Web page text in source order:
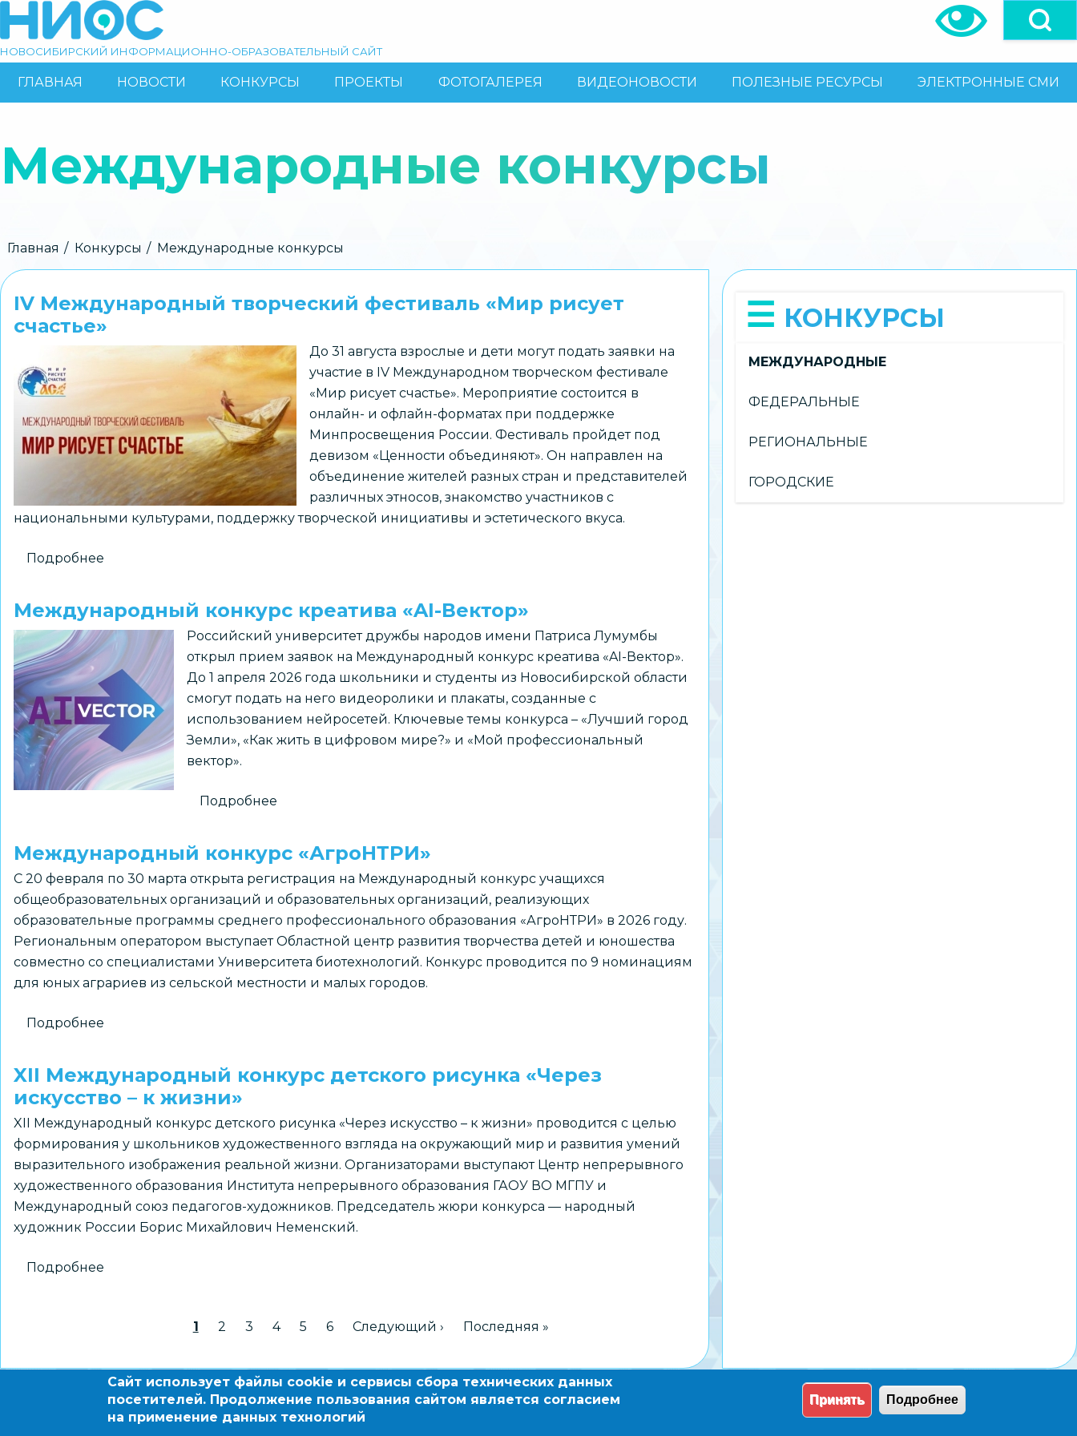
основному
Поиск
НОВОСИБИРСКИЙ ИНФОРМАЦИОННО-ОБРАЗОВАТЕЛЬНЫЙ САЙТ
ОСНОВНАЯ
ГЛАВНАЯ НОВОСТИ КОНКУРСЫ ПРОЕКТЫ ФОТОГАЛЕРЕЯ ВИДЕОНОВОСТИ ПОЛЕЗНЫЕ РЕСУРСЫ ЭЛЕКТРОННЫЕ СМИ
Международные конкурсы
Строка
навигации
Главная Конкурсы Международные конкурсы
IV Международный творческий фестиваль «Мир рисует
счастье»
До 31 августа взрослые и дети могут подать заявки на
участие в IV Международном творческом фестивале
«Мир рисует счастье». Мероприятие состоится в
онлайн- и офлайн-форматах при поддержке
Минпросвещения России. Фестиваль пройдет под
девизом «Ценности объединяют». Он направлен на
объединение жителей разных стран и представителей
различных этносов, знакомство участников с
национальными культурами, поддержку творческой инициативы и эстетического вкуса.
Подробнее
Международный
творческий
фестиваль
«Мир
рисует
счастье»
Международный конкурс креатива «AI-Вектор»
Российский университет дружбы народов имени Патриса Лумумбы
открыл прием заявок на Международный конкурс креатива «AI-Вектор».
До 1 апреля 2026 года школьники и студенты из Новосибирской области
смогут подать на него видеоролики и плакаты, созданные с
использованием нейросетей. Ключевые темы конкурса – «Лучший город
Земли», «Как жить в цифровом мире?» и «Мой профессиональный
вектор».
Подробнее
конкурс
креатива
«AI-
Вектор»
Международный конкурс «АгроНТРИ»
С 20 февраля по 30 марта открыта регистрация на Международный конкурс учащихся
общеобразовательных организаций и образовательных организаций, реализующих
образовательные программы среднего профессионального образования «АгроНТРИ» в 2026 году.
Региональным оператором выступает Областной центр развития творчества детей и юношества
совместно со специалистами Университета биотехнологий. Конкурс проводится по 9 номинациям
для юных аграриев из сельской местности и малых городов.
Подробнее
«АгроНТРИ»
XII Международный конкурс детского рисунка «Через
искусство – к жизни»
XII Международный конкурс детского рисунка «Через искусство – к жизни» проводится с целью
формирования у школьников художественного взгляда на окружающий мир и развития умений
выразительного изображения реальной жизни. Организаторами выступают Центр непрерывного
художественного образования Института непрерывного образования ГАОУ ВО МГПУ и
Международный союз педагогов-художников. Председатель жюри конкурса — народный
художник России Борис Михайлович Неменский.
Подробнее
рисунка
искусство
Текущая страница
1 Страница
2 Страница
3 Страница
4 Страница
5 Страница
6 Следующая страница
Следующий › Последняя страница
Последняя »
КОНКУРСЫ
МЕЖДУНАРОДНЫЕ
ФЕДЕРАЛЬНЫЕ
РЕГИОНАЛЬНЫЕ
ГОРОДСКИЕ
© 2004 - 2026 Новосибирский информационно-образовательный сайт по
заказу департамента образования мэрии города Новосибирска
Сайт использует файлы cookie и сервисы сбора технических данных
посетителей. Продолжение пользования сайтом является согласием
на применение данных технологий
Принять Подробнее